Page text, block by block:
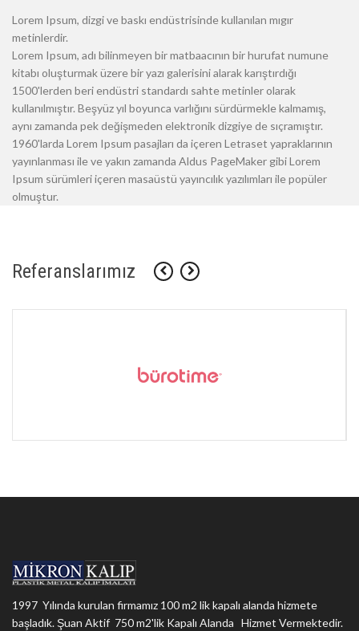
Lorem Ipsum, dizgi ve baskı endüstrisinde kullanılan mıgır
metinlerdir.
Lorem Ipsum, adı bilinmeyen bir matbaacının bir hurufat numune
kitabı oluşturmak üzere bir yazı galerisini alarak karıştırdığı
1500'lerden beri endüstri standardı sahte metinler olarak
kullanılmıştır. Beşyüz yıl boyunca varlığını sürdürmekle kalmamış,
aynı zamanda pek değişmeden elektronik dizgiye de sıçramıştır.
1960'larda Lorem Ipsum pasajları da içeren Letraset yapraklarının
yayınlanması ile ve yakın zamanda Aldus PageMaker gibi Lorem
Ipsum sürümleri içeren masaüstü yayıncılık yazılımları ile popüler
olmuştur.
Referanslarımız
1997 Yılında kurulan firmamız 100 m2 lik kapalı alanda hizmete
başladık. Şuan Aktif 750 m2'lik Kapalı Alanda Hizmet Vermektedir.